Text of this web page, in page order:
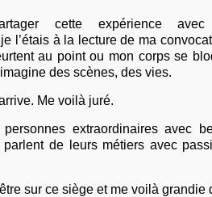
cette expérience
l’étais à la lecture de ma
au point ou mon corps se
des scènes, des vies.
Me voilà juré.
extraordinaires avec
parlent de leurs métiers avec
sur ce siège et me voilà grandie